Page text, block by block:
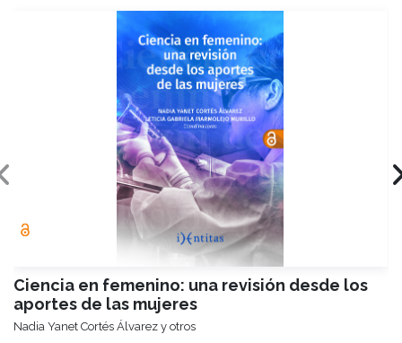
Ciencia en femenino: una revisión desde los
aportes de las mujeres
Nadia Yanet Cortés Álvarez y otros